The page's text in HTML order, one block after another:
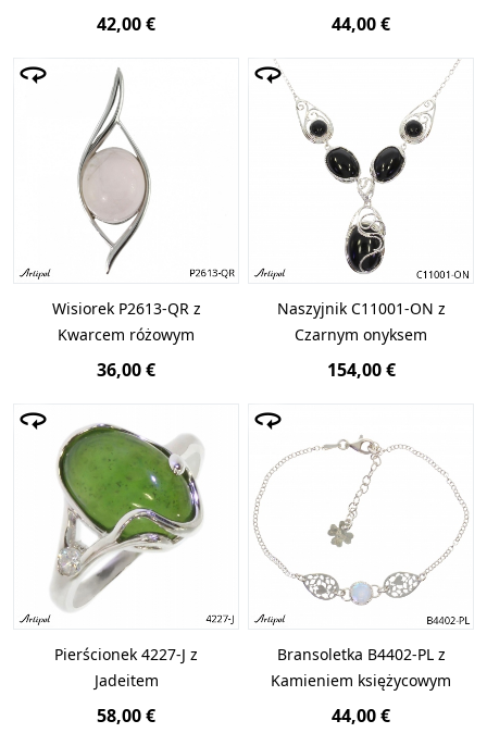
42,00 € 44,00 €
Wisiorek P2613-QR z
Kwarcem różowym
36,00 €
Naszyjnik C11001-ON z
Czarnym onyksem
154,00 €
Pierścionek 4227-J z
Jadeitem
58,00 €
Bransoletka B4402-PL z
Kamieniem księżycowym
44,00 €